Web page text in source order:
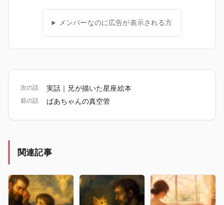
メンバーなのに広告が表示される方
次の話 実話｜兄が描いた星座絵本
前の話 ばあちゃんの真空管
関連記事